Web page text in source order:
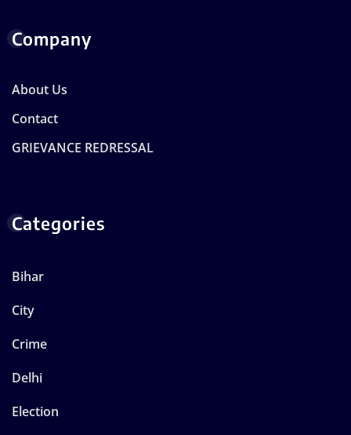
Company
About Us
Contact
GRIEVANCE REDRESSAL
Categories
Bihar
City
Crime
Delhi
Election